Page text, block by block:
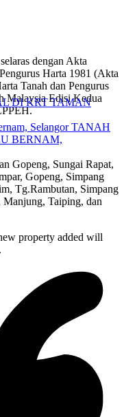
dengan Akta
Harta 1981 (Akta
Tanah dan Pengurus
Malaysia Edisi Kedua
Gopeng, Sungai Rapat,
Gopeng, Simpang
Tg.Rambutan, Simpang
Manjung, Taiping, dan
DI KRT TAMAN
TANAH
BERNAM,
property added will